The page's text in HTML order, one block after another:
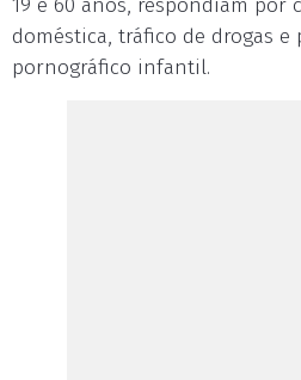
19 e 60 anos, respondiam por
doméstica, tráfico de drogas e
pornográfico infantil.